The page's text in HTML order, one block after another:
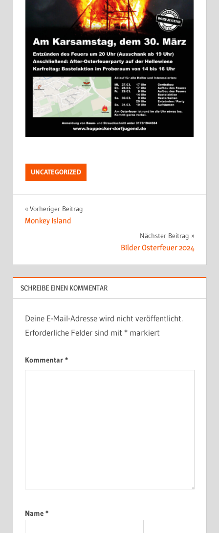
UNCATEGORIZED
Beitragsnavigation
Vorheriger Beitrag
Monkey Island
Nächster Beitrag
Bilder Osterfeuer 2024
SCHREIBE EINEN KOMMENTAR
Deine E-Mail-Adresse wird nicht veröffentlicht.
Erforderliche Felder sind mit *markiert
Kommentar *
Name *